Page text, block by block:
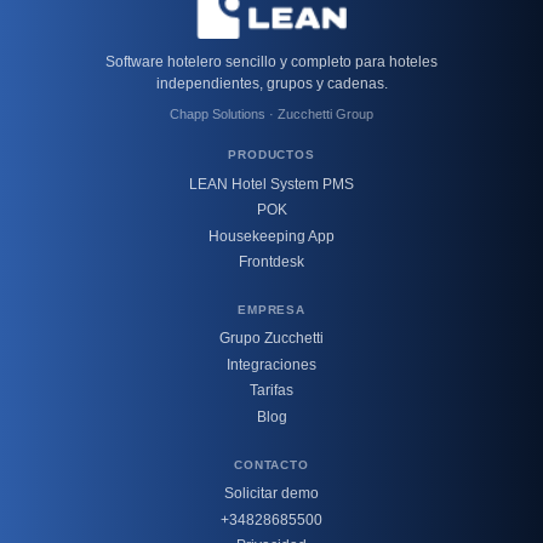
Software hotelero sencillo y completo para hoteles
independientes, grupos y cadenas.
Chapp Solutions · Zucchetti Group
PRODUCTOS
LEAN Hotel System PMS
POK
Housekeeping App
Frontdesk
EMPRESA
Grupo Zucchetti
Integraciones
Tarifas
Blog
CONTACTO
Solicitar demo
+34828685500